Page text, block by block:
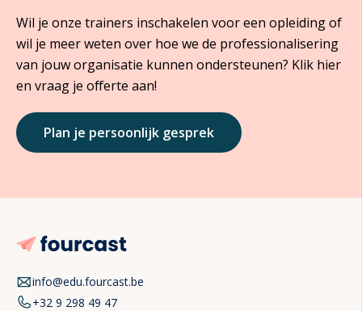
Wil je onze trainers inschakelen voor een opleiding of
wil je meer weten over hoe we de professionalisering
van jouw organisatie kunnen ondersteunen? Klik hier
en vraag je offerte aan!
Plan je persoonlijk gesprek
info@edu.fourcast.be
+32 9 298 49 47